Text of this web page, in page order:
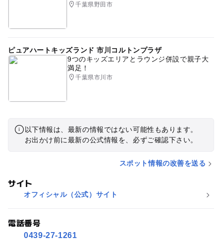
千葉県野田市
ピュアハートキッズランド 市川コルトンプラザ
9つのキッズエリアとラウンジ併設で親子大
満足！
千葉県市川市
以下情報は、最新の情報ではない可能性もあります。
お出かけ前に最新の公式情報を、必ずご確認下さい。
スポット情報の改善を送る
サイト
オフィシャル（公式）サイト
電話番号
0439-27-1261